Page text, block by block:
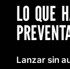
LO QUE
Lanzar sin